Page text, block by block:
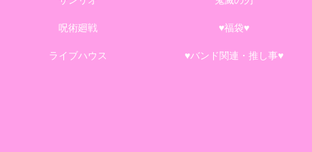
呪術廻戦 ♥福袋♥
ライブハウス ♥バンド関連・推し事♥